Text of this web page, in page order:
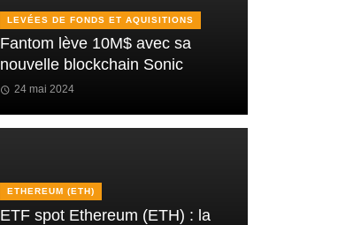
LEVÉES DE FONDS ET AQUISITIONS
Fantom lève 10M$ avec sa
nouvelle blockchain Sonic
24 mai 2024
ETHEREUM (ETH)
ETF spot Ethereum (ETH) : la